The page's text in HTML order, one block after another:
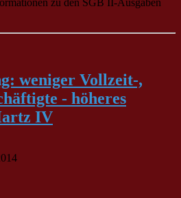
weniger Vollzeit-,
- höheres
IV